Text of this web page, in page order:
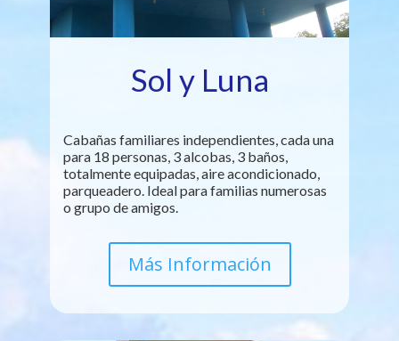
Sol y Luna
Cabañas familiares independientes, cada una
para 18 personas, 3 alcobas, 3 baños,
totalmente equipadas, aire acondicionado,
parqueadero. Ideal para familias numerosas
o grupo de amigos.
Más Información